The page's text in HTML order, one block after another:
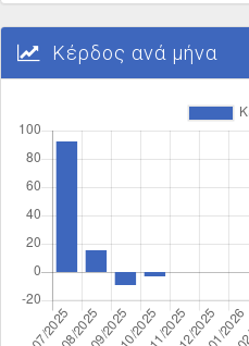
Κέρδος ανά μήνα